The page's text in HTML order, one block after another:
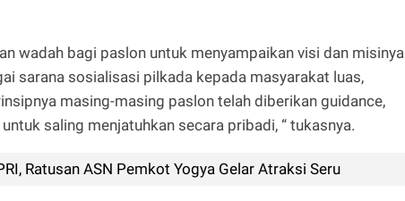
wadah bagi paslon untuk menyampaikan visi dan misinya
sarana sosialisasi pilkada kepada masyarakat luas,
masing-masing paslon telah diberikan guidance,
saling menjatuhkan secara pribadi, “ tukasnya.
Ratusan ASN Pemkot Yogya Gelar Atraksi Seru